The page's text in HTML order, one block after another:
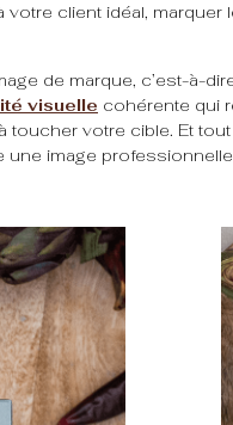
client idéal,
de marque, c’est-à-
visuelle cohérente qui
toucher votre cible. Et
image